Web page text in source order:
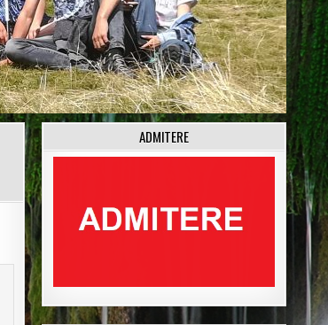
ADMITERE